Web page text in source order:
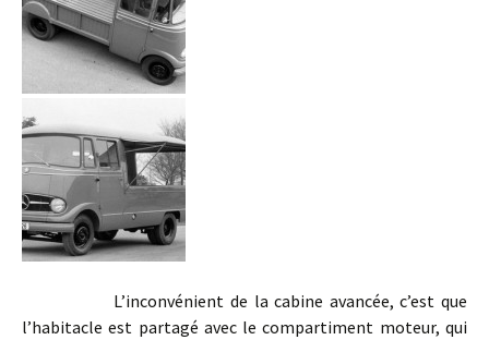
L’inconvénient de la cabine avancée, c’est que
l’habitacle est partagé avec le compartiment moteur, qui